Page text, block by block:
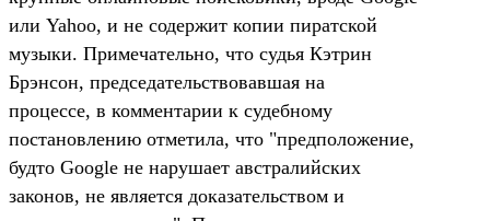
или Yahoo, и не содержит копии пиратской
музыки. Примечательно, что судья Кэтрин
Брэнсон, председательствовавшая на
процессе, в комментарии к судебному
постановлению отметила, что "предположение,
будто Google не нарушает австралийских
законов, не является доказательством и